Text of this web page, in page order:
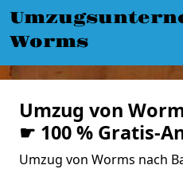
Worms
Umzug von
☛ 100 % Gratis-
Umzug von Worms nach